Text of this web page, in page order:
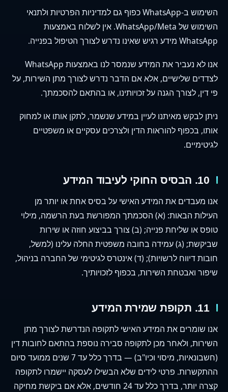
השימוש ב-WhatsApp כפוף גם למדיניות הפרטיות ולתנאי
השימוש של WhatsApp/Meta. אין לשלוח באמצעות
WhatsApp מידע רגיש שאינו נדרש לצורך הטיפול בפנייה.
אנו לא נעביר את המידע שנמסר לנו באמצעות WhatsApp
לצדדים שלישיים, אלא אם הדבר נדרש לצורך מתן השירות, על
פי דין, לצורך הגנה על זכויותינו, או בהתאם להסכמתך.
ניתן לבקש מאיתנו לעיין במידע שנשמר, לתקן אותו או למחוק
אותו, בכפוף להוראות הדין ולצרכים עסקיים או משפטיים
לגיטימיים.
10. הבסיס החוקי לעיבוד המידע
אנו מעבדים את המידע האישי על בסיס אחת או יותר מן
העילות הבאות: (א) הסכמתך המפורשת בעת הרשמה, מילוי
טופס או שליחת פנייה; (ב) צורך בביצוע חוזה או שירות
שביקשת; (ג) עמידה בחובה משפטית החלה עלינו (למשל,
חובות דיווח לרשויות); (ד) אינטרס לגיטימי של החברה בניהול,
שיפור ואבטחת השירות, בכפוף לזכויותיך.
11. תקופת שמירת המידע
אנו שומרים את המידע האישי לתקופה הנדרשת לצורך מתן
השירות, ולאחר מכן לתקופה סבירה נוספת בהתאם לחובות דין
(חשבונאיות, מיסוי וכיו"ב) — בדרך כלל עד 7 שנים ממועד סיום
ההתקשרות. פרטי לידים שלא הבשילו לעסקה יישמרו לתקופה
קצרה יותר, בדרך כלל עד 24 חודשים, אלא אם ביקשת מחיקה